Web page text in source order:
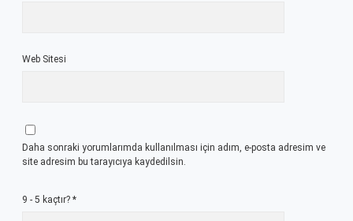
Web Sitesi
Daha sonraki yorumlarımda kullanılması için adım, e-posta adresim ve
site adresim bu tarayıcıya kaydedilsin.
9 - 5 kaçtır? *